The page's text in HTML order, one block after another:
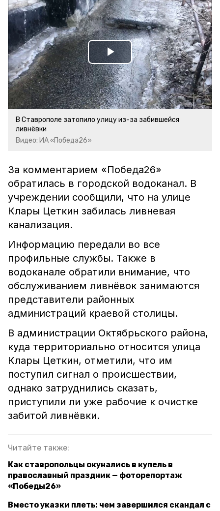
Play
Video
В Ставрополе затопило улицу из-за забившейся
ливнёвки
Видео: ИА «Победа26»
За комментарием «Победа26»
обратилась в городской водоканал. В
учреждении сообщили, что на улице
Клары Цеткин забилась ливневая
канализация.
Информацию передали во все
профильные службы. Также в
водоканале обратили внимание, что
обслуживанием ливнёвок занимаются
представители районных
администраций краевой столицы.
В администрации Октябрьского района,
куда территориально относится улица
Клары Цеткин, отметили, что им
поступил сигнал о происшествии,
однако затруднились сказать,
приступили ли уже рабочие к очистке
забитой ливнёвки.
Читайте также:
Как ставропольцы окунались в купель в
православный праздник — фоторепортаж
«Победы26»
Вместо указки плеть: чем завершился скандал с